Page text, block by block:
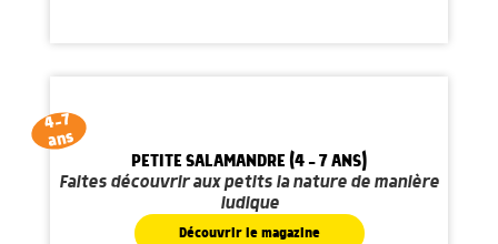
4-7
ans
PETITE SALAMANDRE (4 - 7 ANS)
Faites découvrir aux petits la nature de manière
ludique
Découvrir le magazine